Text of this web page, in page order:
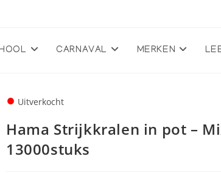
CARNAVAL MERKEN
● Uitverkocht
Hama Strijkkralen in pot –
13000stuks